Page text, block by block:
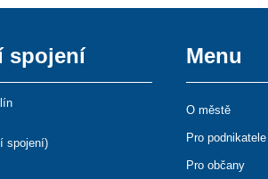
spojení
spojení)
Menu
O městě
Pro podnikatele
Pro občany